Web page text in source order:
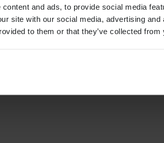
and ads, to provide social media
site with our social media, advertising
to them or that they’ve collected